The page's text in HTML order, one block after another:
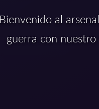
Bienvenido al
guerra con